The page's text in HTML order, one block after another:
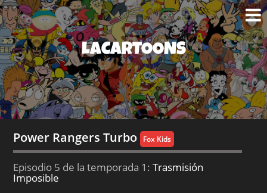
LACARTOONS
Power Rangers Turbo Fox Kids
Episodio 5 de la temporada 1:Trasmisión
Imposible